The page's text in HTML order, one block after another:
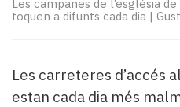
del
Pallars
Lo
més
Les campanes de l’església
toquen a difunts cada dia |
Les carreteres d’accés
estan cada dia més